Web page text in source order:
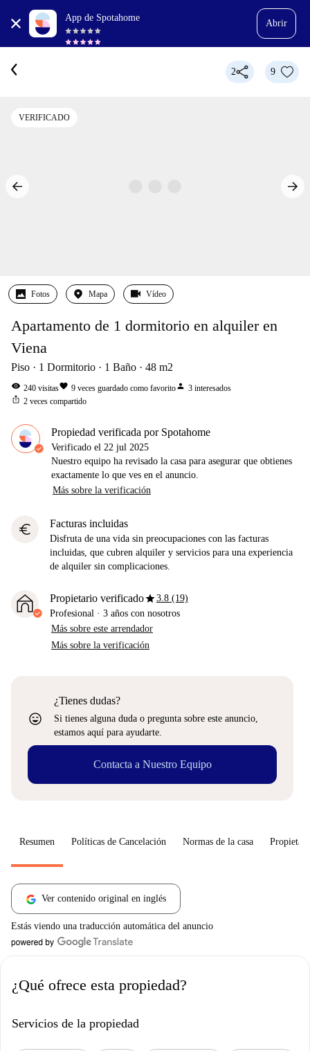
App de Spotahome
Abrir
2 9
VERIFICADO
Fotos Mapa Vídeo
Apartamento de 1 dormitorio en alquiler en
Viena
Piso 1 Dormitorio 1 Baño 48 m2
visibility 240 visitasfavorite 9 veces guardado como favoritoperson 3 interesados
ios_share 2 veces compartido
Propiedad verificada por Spotahome
Verificado el 22 jul 2025
Nuestro equipo ha revisado la casa para asegurar que obtienes
exactamente lo que ves en el anuncio.
Más sobre la verificación
euro Facturas incluidas
Disfruta de una vida sin preocupaciones con las facturas
incluidas, que cubren alquiler y servicios para una experiencia
de alquiler sin complicaciones.
Propietario verificadostar3.8 (19)
Profesional · 3 años con nosotros
Más sobre este arrendador
Más sobre la verificación
sentiment_very_satisfied
¿Tienes dudas?
Si tienes alguna duda o pregunta sobre este anuncio,
estamos aquí para ayudarte.
Contacta a Nuestro Equipo
Resumen Políticas de Cancelación Normas de la casa
Ver contenido original en inglés
Estás viendo una traducción automática del anuncio
¿Qué ofrece esta propiedad?
Servicios de la propiedad